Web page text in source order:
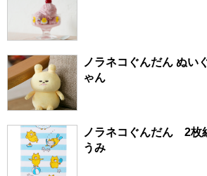
ノラネコぐんだん ぬ
ゃん
ノラネコぐんだん 2枚
うみ